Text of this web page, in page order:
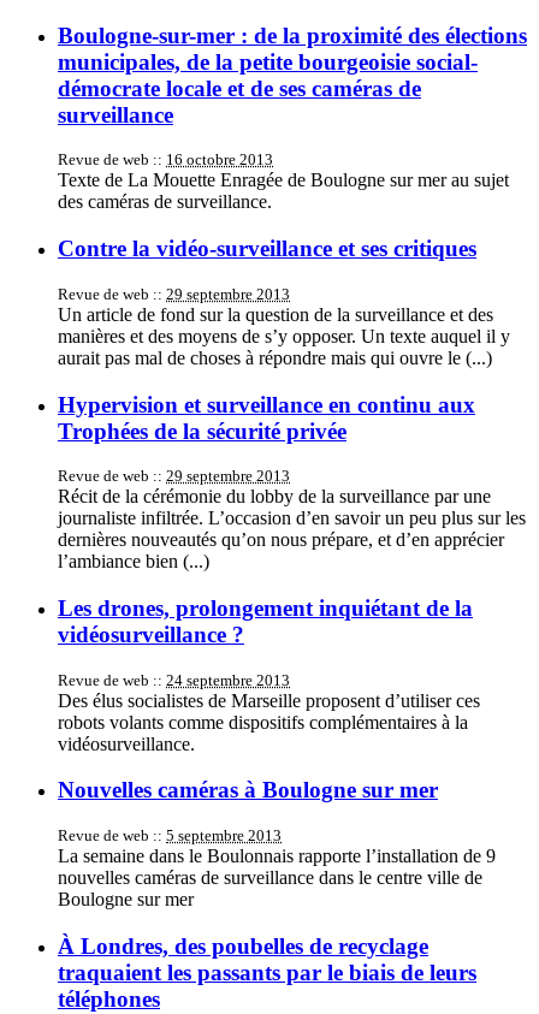
Boulogne-sur-mer : de la proximité des élections
municipales, de la petite bourgeoisie social-
démocrate locale et de ses caméras de
surveillance
Revue de web :: 16 octobre 2013
Texte de La Mouette Enragée de Boulogne sur mer au sujet
des caméras de surveillance.
Contre la vidéo-surveillance et ses critiques
Revue de web :: 29 septembre 2013
Un article de fond sur la question de la surveillance et des
manières et des moyens de s’y opposer. Un texte auquel il y
aurait pas mal de choses à répondre mais qui ouvre le (...)
Hypervision et surveillance en continu aux
Trophées de la sécurité privée
Revue de web :: 29 septembre 2013
Récit de la cérémonie du lobby de la surveillance par une
journaliste infiltrée. L’occasion d’en savoir un peu plus sur les
dernières nouveautés qu’on nous prépare, et d’en apprécier
l’ambiance bien (...)
Les drones, prolongement inquiétant de la
vidéosurveillance ?
Revue de web :: 24 septembre 2013
Des élus socialistes de Marseille proposent d’utiliser ces
robots volants comme dispositifs complémentaires à la
vidéosurveillance.
Nouvelles caméras à Boulogne sur mer
Revue de web :: 5 septembre 2013
La semaine dans le Boulonnais rapporte l’installation de 9
nouvelles caméras de surveillance dans le centre ville de
Boulogne sur mer
À Londres, des poubelles de recyclage
traquaient les passants par le biais de leurs
téléphones